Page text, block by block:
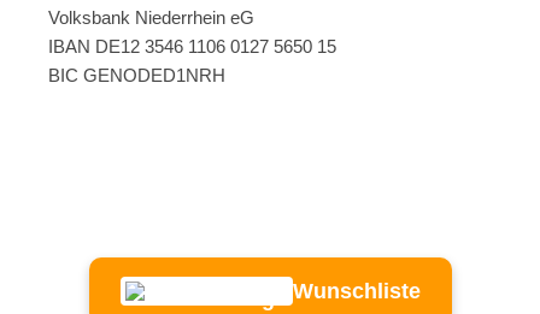
Volksbank Niederrhein eG
IBAN DE12 3546 1106 0127 5650 15
BIC GENODED1NRH
Wunschliste